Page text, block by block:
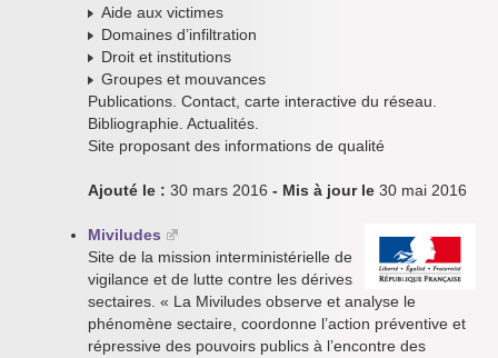
Aide aux victimes
Domaines d’infiltration
Droit et institutions
Groupes et mouvances
Publications. Contact, carte interactive du réseau.
Bibliographie. Actualités.
Site proposant des informations de qualité
Ajouté le : 30 mars 2016 - Mis à jour le 30 mai 2016
Miviludes
Site de la mission interministérielle de
vigilance et de lutte contre les dérives
sectaires. « La Miviludes observe et analyse le
phénomène sectaire, coordonne l’action préventive et
répressive des pouvoirs publics à l’encontre des